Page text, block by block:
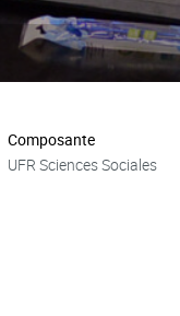
Composante
UFR Sciences Sociales